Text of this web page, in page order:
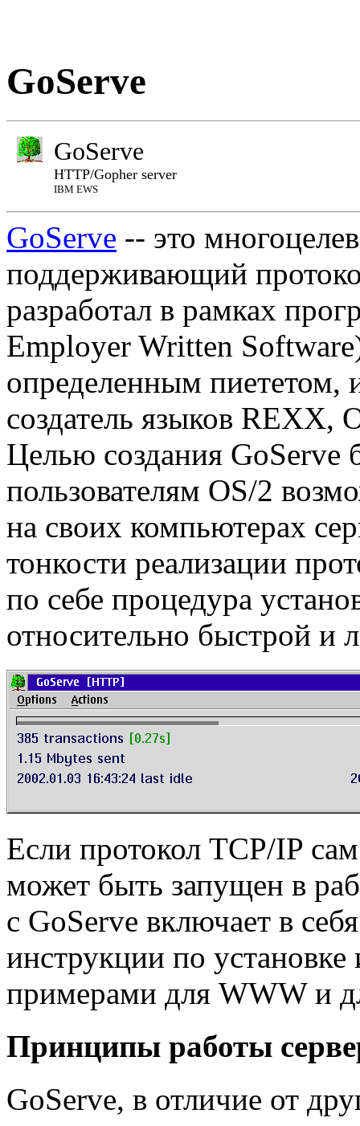
GoServe
GoServe
HTTP/Gopher server
IBM EWS
GoServe -- это
поддерживающий
разработал в рамках
Employer Written
определенным пиететом,
создатель языков
Целью создания GoServe
пользователям OS/2
на своих компьютерах
тонкости реализации
по себе процедура
относительно быстрой и
Если протокол TCP/IP
может быть запущен в
с GoServe включает в
инструкции по
примерами для WWW и
Принципы работы
GoServe, в отличие от